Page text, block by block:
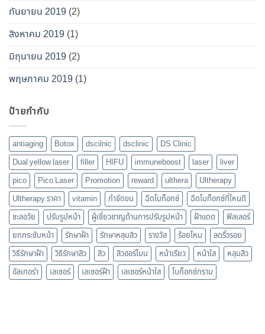
กันยายน 2019 (2)
สิงหาคม 2019 (1)
มิถุนายน 2019 (2)
พฤษภาคม 2019 (1)
ป้ายกำกับ
antiaging Botox dscilnic dsclinic
DS Clinic
Dual yellow laser
filler HIFU immuneboost laser
liver
pico
Pico Laser Promotion reward ulthera
Ultherapy
Ultherapy ราคา
vitamin กำจัดขน ฉีดโบท็อกซ์
ฉีดโบท็อกซ์ที่ไหนดี
ชะลอวัย
ปรับรูปหน้า ผู้เชี่ยวชาญด้านการปรับรูปหน้า ฝ้าแดด
ฟิลเลอร์
ยกกระชับหน้า
รักษาฝ้า รักษาหลุมสิว รางวัล ร้อยไหม
ลดริ้วรอย
วิธีรักษาฝ้า
วิธีรักษาสิว สิว สิวฮอร์โมน หน้าเรียว หน้าใส
หลุมสิว
อัลเทอร่า
เลเซอร์ เลเซอร์ฝ้า เลเซอร์หน้าใส โบท็อกซ์กราม